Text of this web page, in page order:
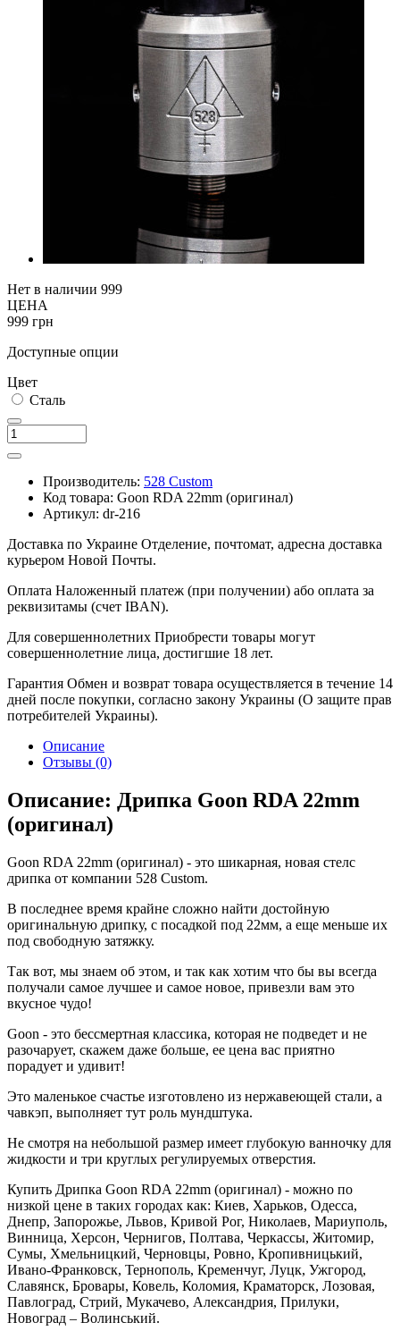
Нет в наличии 999
ЦЕНА
999 грн
Доступные опции
Цвет
Сталь
Производитель: 528 Custom
Код товара: Goon RDA 22mm (оригинал)
Артикул: dr-216
Доставка по Украине Отделение, почтомат, адресна доставка
курьером Новой Почты.
Оплата Наложенный платеж (при получении) або оплата за
реквизитамы (счет IBAN).
Для совершеннолетних Приобрести товары могут
совершеннолетние лица, достигшие 18 лет.
Гарантия Обмен и возврат товара осуществляется в течение 14
дней после покупки, согласно закону Украины (О защите прав
потребителей Украины).
Описание
Отзывы (0)
Описание: Дрипка Goon RDA 22mm
(оригинал)
Goon RDA 22mm (оригинал) - это шикарная, новая стелс
дрипка от компании 528 Custom.
В последнее время крайне сложно найти достойную
оригинальную дрипку, с посадкой под 22мм, а еще меньше их
под свободную затяжку.
Так вот, мы знаем об этом, и так как хотим что бы вы всегда
получали самое лучшее и самое новое, привезли вам это
вкусное чудо!
Goon - это бессмертная классика, которая не подведет и не
разочарует, скажем даже больше, ее цена вас приятно
порадует и удивит!
Это маленькое счастье изготовлено из нержавеющей стали, а
чавкэп, выполняет тут роль мундштука.
Не смотря на небольшой размер имеет глубокую ванночку для
жидкости и три круглых регулируемых отверстия.
Купить Дрипка Goon RDA 22mm (оригинал) - можно по
низкой цене в таких городах как: Киев, Харьков, Одесса,
Днепр, Запорожье, Львов, Кривой Рог, Николаев, Мариуполь,
Винница, Херсон, Чернигов, Полтава, Черкассы, Житомир,
Сумы, Хмельницкий, Черновцы, Ровно, Кропивницький,
Ивано-Франковск, Тернополь, Кременчуг, Луцк, Ужгород,
Славянск, Бровары, Ковель, Коломия, Краматорск, Лозовая,
Павлоград, Стрий, Мукачево, Александрия, Прилуки,
Новоград – Волинський.